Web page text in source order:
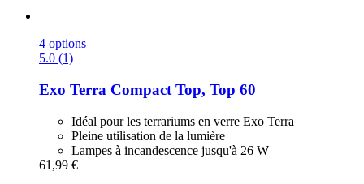
4 options
5.0 (1)
Exo Terra Compact Top, Top 60
Idéal pour les terrariums en verre Exo Terra
Pleine utilisation de la lumière
Lampes à incandescence jusqu'à 26 W
61,99 €